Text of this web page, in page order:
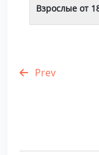
Взрослые от
Prev